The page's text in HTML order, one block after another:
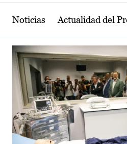
Noticias Actualidad del